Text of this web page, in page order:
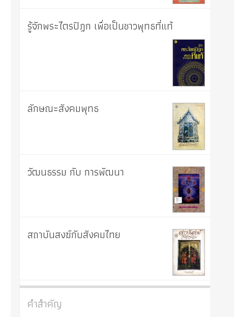
รู้จักพระไตรปิฎก เพื่อเป็นชาวพุทธที่แท้
ลักษณะสังคมพุทธ
วัฒนธรรม กับ การพัฒนา
สถาบันสงฆ์กับสังคมไทย
คำสำคัญ